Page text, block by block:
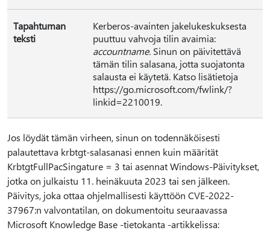
Tapahtuman
teksti
Kerberos-avainten jakelukeskuksesta
puuttuu vahvoja tilin avaimia:
accountname. Sinun on päivitettävä
tämän tilin salasana, jotta suojatonta
salausta ei käytetä. Katso lisätietoja
https://go.microsoft.com/fwlink/?
linkid=2210019.
Jos löydät tämän virheen, sinun on todennäköisesti
palautettava krbtgt-salasanasi ennen kuin määrität
KrbtgtFullPacSingature = 3 tai asennat Windows-Päivitykset,
jotka on julkaistu 11. heinäkuuta 2023 tai sen jälkeen.
Päivitys, joka ottaa ohjelmallisesti käyttöön CVE-2022-
37967:n valvontatilan, on dokumentoitu seuraavassa
Microsoft Knowledge Base -tietokanta -artikkelissa: